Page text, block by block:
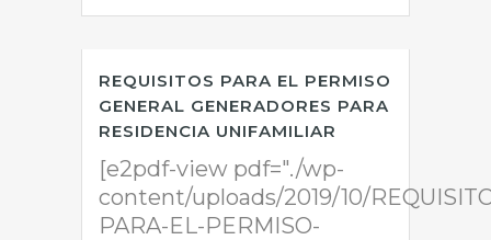
REQUISITOS PARA EL PERMISO
GENERAL GENERADORES PARA
RESIDENCIA UNIFAMILIAR
[e2pdf-view pdf="./wp-
content/uploads/2019/10/
PARA-EL-PERMISO-